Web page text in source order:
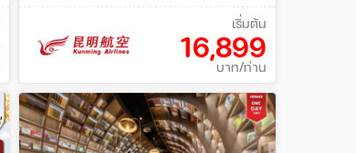
เริ่มต้น
16,899
บาท/ท่าน